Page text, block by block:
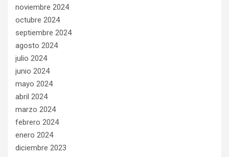
noviembre 2024
octubre 2024
septiembre 2024
agosto 2024
julio 2024
junio 2024
mayo 2024
abril 2024
marzo 2024
febrero 2024
enero 2024
diciembre 2023